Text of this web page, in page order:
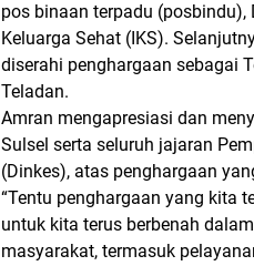
pos binaan terpadu
Keluarga Sehat (IKS).
diserahi penghargaan sebagai
Teladan.
Amran mengapresiasi dan
Sulsel serta seluruh jajaran
(Dinkes), atas penghargaan
“Tentu penghargaan yang kita
untuk kita terus berbenah
masyarakat, termasuk